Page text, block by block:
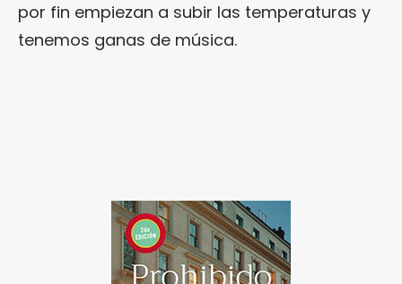
por fin empiezan a subir las temperaturas y
tenemos ganas de música.